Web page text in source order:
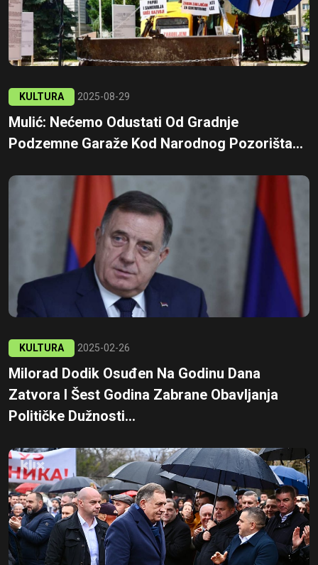
KULTURA 2025-08-29
Mulić: Nećemo Odustati Od Gradnje
Podzemne Garaže Kod Narodnog Pozorišta...
KULTURA 2025-02-26
Milorad Dodik Osuđen Na Godinu Dana
Zatvora I Šest Godina Zabrane Obavljanja
Političke Dužnosti...